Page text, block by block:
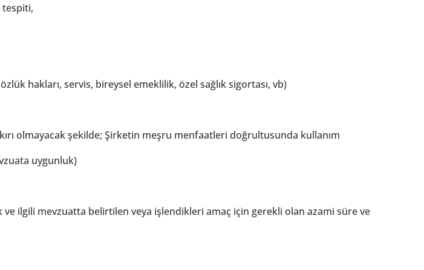
tespiti,
hakları, servis, bireysel emeklilik, özel sağlık sigortası, vb)
olmayacak şekilde; Şirketin meşru menfaatleri doğrultusunda kullanım
uygunluk)
ilgili mevzuatta belirtilen veya işlendikleri amaç için gerekli olan azami süre ve